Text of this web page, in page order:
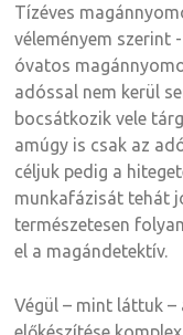
Tízéves
véleményem szerint
óvatos
adóssal nem kerül
bocsátkozik vele
amúgy is csak az
céljuk pedig a
munkafázisát tehát
természetesen
el a magándetektív.
Végül – mint láttuk –